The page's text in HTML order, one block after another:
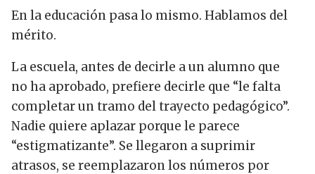
En la educación pasa lo mismo. Hablamos del
mérito.
La escuela, antes de decirle a un alumno que
no ha aprobado, prefiere decirle que “le falta
completar un tramo del trayecto pedagógico”.
Nadie quiere aplazar porque le parece
“estigmatizante”. Se llegaron a suprimir
atrasos, se reemplazaron los números por